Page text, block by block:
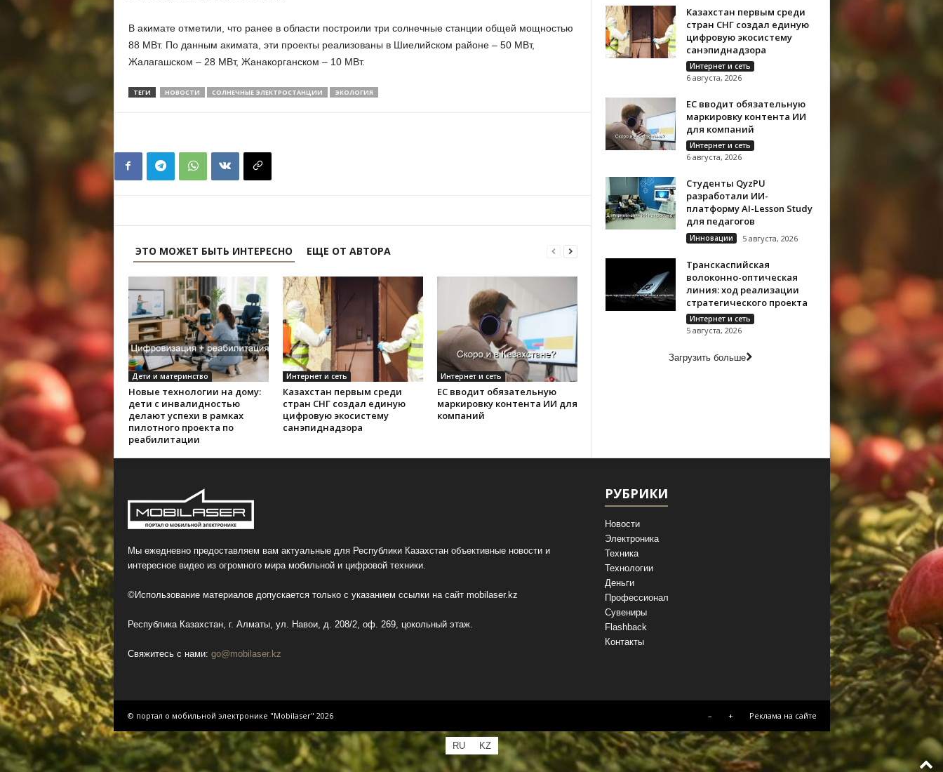
В акимате отметили, что ранее в области построили три солнечные станции общей мощностью
88 МВт. По данным акимата, эти проекты реализованы в Шиелийском районе – 50 МВт,
Жалагашском – 28 МВт, Жанакорганском – 10 МВт.
ТЕГИ НОВОСТИ СОЛНЕЧНЫЕ ЭЛЕКТРОСТАНЦИИ ЭКОЛОГИЯ
ЭТО МОЖЕТ БЫТЬ ИНТЕРЕСНО ЕЩЕ ОТ АВТОРА
Дети и материнство
Новые технологии на дому:
дети с инвалидностью
делают успехи в рамках
пилотного проекта по
реабилитации
Интернет и сеть
Казахстан первым среди
стран СНГ создал единую
цифровую экосистему
санэпиднадзора
Интернет и сеть
ЕС вводит обязательную
маркировку контента ИИ для
компаний
Казахстан первым среди
стран СНГ создал единую
цифровую экосистему
санэпиднадзора
Интернет и сеть
6 августа, 2026
ЕС вводит обязательную
маркировку контента ИИ
для компаний
Интернет и сеть
6 августа, 2026
Студенты QyzPU
разработали ИИ-
платформу AI-Lesson Study
для педагогов
Инновации 5 августа, 2026
Транскаспийская
волоконно-оптическая
линия: ход реализации
стратегического проекта
Интернет и сеть
5 августа, 2026
Загрузить больше
Мы ежедневно предоставляем вам актуальные для Республики Казахстан объективные новости и
интересное видео из огромного мира мобильной и цифровой техники.
©Использование материалов допускается только с указанием ссылки на сайт mobilaser.kz
Республика Казахстан, г. Алматы, ул. Навои, д. 208/2, оф. 269, цокольный этаж.
Свяжитесь с нами: go@mobilaser.kz
РУБРИКИ
Новости
Электроника
Техника
Технологии
Деньги
Профессионал
Сувениры
Flashback
Контакты
– + Реклама на сайте
© портал о мобильной электронике "Mobilaser" 2026
RU KZ